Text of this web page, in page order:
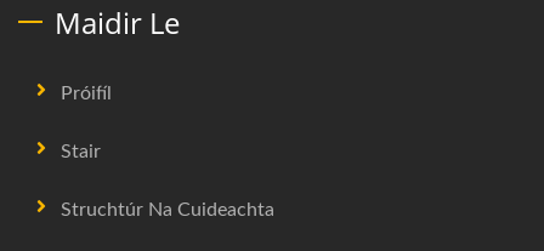
Maidir Le
Próifíl
Stair
Struchtúr Na Cuideachta